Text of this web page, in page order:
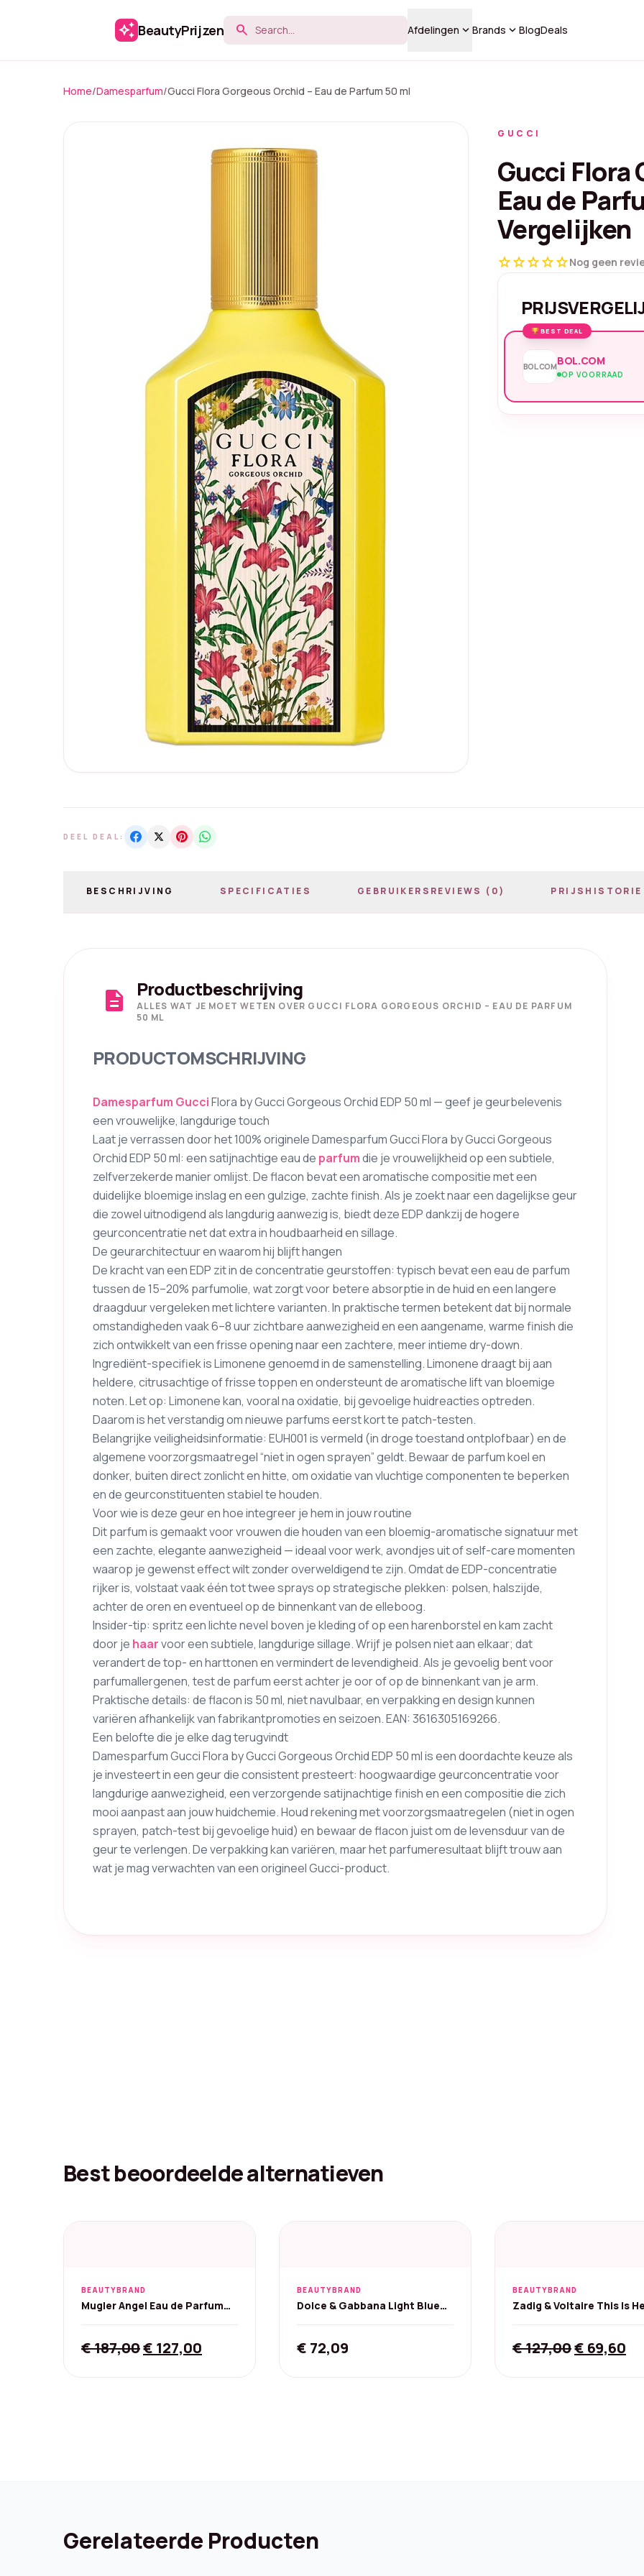
auto_awesome BeautyPrijzen search Afdelingen keyboard_arrow_downBrands keyboard_arrow_downBlogDeals
Home/Damesparfum/Gucci Flora Gorgeous Orchid – Eau de Parfum 50 ml
GUCCI
Gucci Flora
Eau de
Vergelijken
starstarstarstarstarNog geen
BEST DEAL
BOL.COMBOL.COM
OP VOORRAAD
DEEL DEAL:
BESCHRIJVING SPECIFICATIES GEBRUIKERSREVIEWS (0) PRIJSHISTORIE
description Productbeschrijving
ALLES WAT JE MOET WETEN OVER GUCCI FLORA GORGEOUS ORCHID – EAU DE PARFUM
50 ML
PRODUCTOMSCHRIJVING
Damesparfum GucciFlora by Gucci Gorgeous Orchid EDP 50 ml — geef je geurbelevenis
een vrouwelijke, langdurige touch
Laat je verrassen door het 100% originele Damesparfum Gucci Flora by Gucci Gorgeous
Orchid EDP 50 ml: een satijnachtige eau de parfumdie je vrouwelijkheid op een subtiele,
zelfverzekerde manier omlijst. De flacon bevat een aromatische compositie met een
duidelijke bloemige inslag en een gulzige, zachte finish. Als je zoekt naar een dagelijkse geur
die zowel uitnodigend als langdurig aanwezig is, biedt deze EDP dankzij de hogere
geurconcentratie net dat extra in houdbaarheid en sillage.
De geurarchitectuur en waarom hij blijft hangen
De kracht van een EDP zit in de concentratie geurstoffen: typisch bevat een eau de parfum
tussen de 15–20% parfumolie, wat zorgt voor betere absorptie in de huid en een langere
draagduur vergeleken met lichtere varianten. In praktische termen betekent dat bij normale
omstandigheden vaak 6–8 uur zichtbare aanwezigheid en een aangename, warme finish die
zich ontwikkelt van een frisse opening naar een zachtere, meer intieme dry-down.
Ingrediënt-specifiek is Limonene genoemd in de samenstelling. Limonene draagt bij aan
heldere, citrusachtige of frisse toppen en ondersteunt de aromatische lift van bloemige
noten. Let op: Limonene kan, vooral na oxidatie, bij gevoelige huidreacties optreden.
Daarom is het verstandig om nieuwe parfums eerst kort te patch-testen.
Belangrijke veiligheidsinformatie: EUH001 is vermeld (in droge toestand ontplofbaar) en de
algemene voorzorgsmaatregel “niet in ogen sprayen” geldt. Bewaar de parfum koel en
donker, buiten direct zonlicht en hitte, om oxidatie van vluchtige componenten te beperken
en de geurconstituenten stabiel te houden.
Voor wie is deze geur en hoe integreer je hem in jouw routine
Dit parfum is gemaakt voor vrouwen die houden van een bloemig-aromatische signatuur met
een zachte, elegante aanwezigheid — ideaal voor werk, avondjes uit of self-care momenten
waarop je gewenst effect wilt zonder overweldigend te zijn. Omdat de EDP-concentratie
rijker is, volstaat vaak één tot twee sprays op strategische plekken: polsen, halszijde,
achter de oren en eventueel op de binnenkant van de elleboog.
Insider-tip: spritz een lichte nevel boven je kleding of op een harenborstel en kam zacht
door je haarvoor een subtiele, langdurige sillage. Wrijf je polsen niet aan elkaar; dat
verandert de top- en harttonen en vermindert de levendigheid. Als je gevoelig bent voor
parfumallergenen, test de parfum eerst achter je oor of op de binnenkant van je arm.
Praktische details: de flacon is 50 ml, niet navulbaar, en verpakking en design kunnen
variëren afhankelijk van fabrikantpromoties en seizoen. EAN: 3616305169266.
Een belofte die je elke dag terugvindt
Damesparfum Gucci Flora by Gucci Gorgeous Orchid EDP 50 ml is een doordachte keuze als
je investeert in een geur die consistent presteert: hoogwaardige geurconcentratie voor
langdurige aanwezigheid, een verzorgende satijnachtige finish en een compositie die zich
mooi aanpast aan jouw huidchemie. Houd rekening met voorzorgsmaatregelen (niet in ogen
sprayen, patch-test bij gevoelige huid) en bewaar de flacon juist om de levensduur van de
geur te verlengen. De verpakking kan variëren, maar het parfumeresultaat blijft trouw aan
wat je mag verwachten van een origineel Gucci-product.
Best beoordeelde alternatieven
BEAUTYBRAND
Mugler Angel Eau de Parfum
€187,00Original
€ 127,00
BEAUTYBRAND
Dolce & Gabbana Light Blue
€ 72,09
BEAUTYBRAND
Zadig & Voltaire This Is
€127,00Original
€ 69,60
Gerelateerde Producten